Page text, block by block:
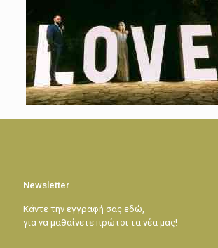
Newsletter
Κάντε την εγγραφή σας εδώ,
για να μαθαίνετε πρώτοι τα νέα μας!